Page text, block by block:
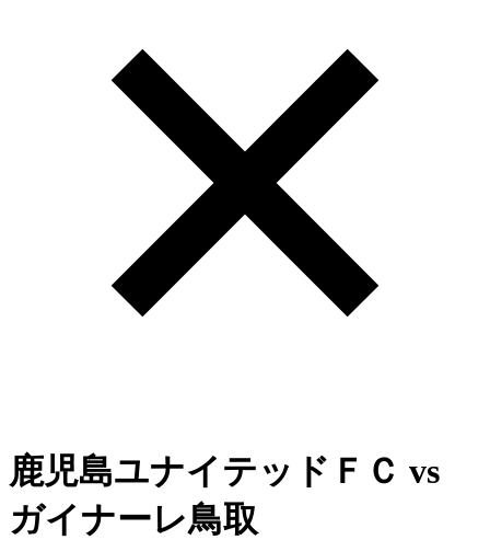
鹿児島ユナイテッドＦＣ vs
ガイナーレ鳥取